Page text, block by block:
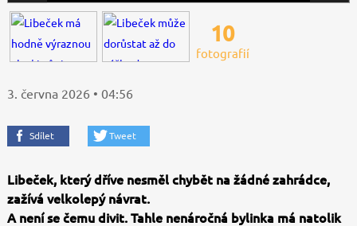
10
fotografií
3. června 2026 • 04:56
Sdílet Tweet
Libeček, který dříve nesměl chybět na žádné zahrádce,
zažívá velkolepý návrat.
A není se čemu divit. Tahle nenáročná bylinka má natolik